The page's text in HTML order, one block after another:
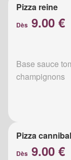
Pizza reine
Dès 9.00 €
Base sauce
champignons
Pizza
Dès 9.00 €